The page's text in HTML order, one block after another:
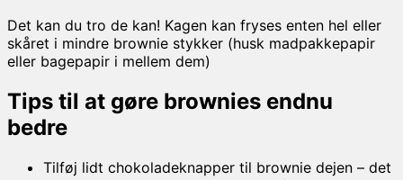
Det kan du tro de kan! Kagen kan fryses enten hel eller
skåret i mindre brownie stykker (husk madpakkepapir
eller bagepapir i mellem dem)
Tips til at gøre brownies endnu
bedre
Tilføj lidt chokoladeknapper til brownie dejen – det